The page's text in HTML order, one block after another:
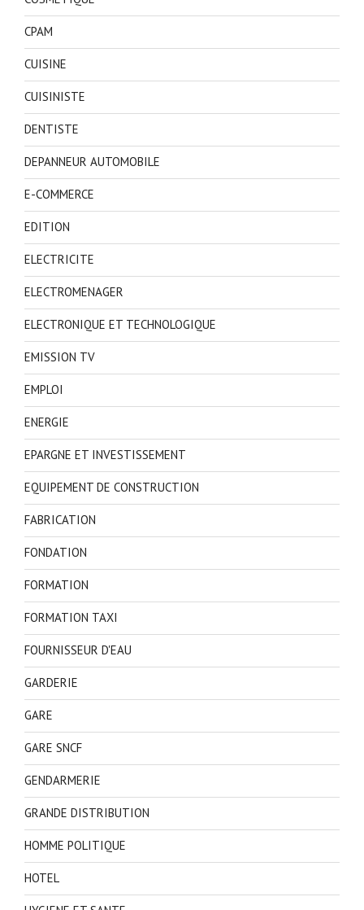
CPAM
CUISINE
CUISINISTE
DENTISTE
DEPANNEUR AUTOMOBILE
E-COMMERCE
EDITION
ELECTRICITE
ELECTROMENAGER
ELECTRONIQUE ET TECHNOLOGIQUE
EMISSION TV
EMPLOI
ENERGIE
EPARGNE ET INVESTISSEMENT
EQUIPEMENT DE CONSTRUCTION
FABRICATION
FONDATION
FORMATION
FORMATION TAXI
FOURNISSEUR D'EAU
GARDERIE
GARE
GARE SNCF
GENDARMERIE
GRANDE DISTRIBUTION
HOMME POLITIQUE
HOTEL